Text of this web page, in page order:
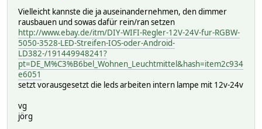
Vielleicht kannste die ja auseinandernehmen, den dimmer
rausbauen und sowas dafür rein/ran setzen
http://www.ebay.de/itm/DIY-WIFI-Regler-12V-24V-fur-RGBW-
5050-3528-LED-Streifen-IOS-oder-Android-
LD382-/191449948241?
pt=DE_M%C3%B6bel_Wohnen_Leuchtmittel&hash=item2c934
e6051
setzt vorausgesetzt die leds arbeiten intern lampe mit 12v-24v
vg
jörg